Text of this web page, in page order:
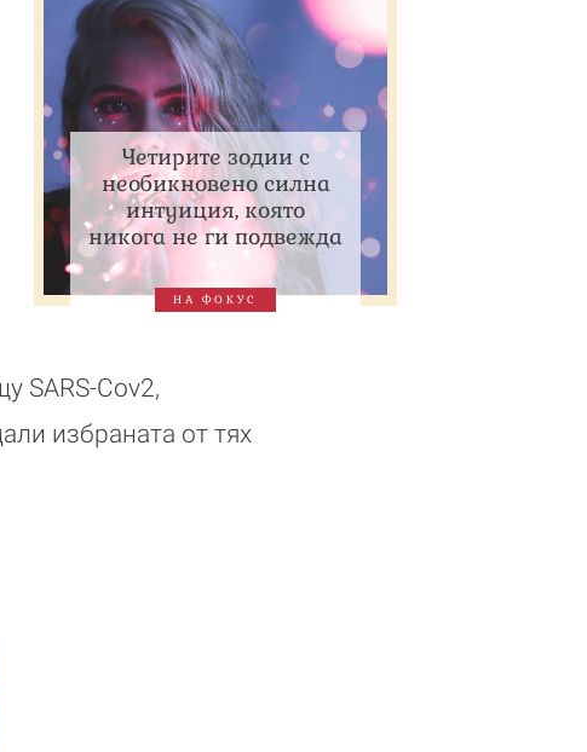
Четирите зодии с
необикновено силна
интуиция, която
никога не ги подвежда
НА ФОКУС
SARS-Cov2,
избраната от тях